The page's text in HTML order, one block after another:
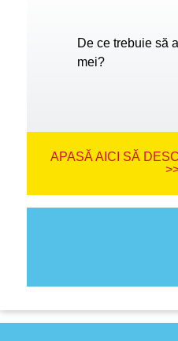
De ce trebuie să
mei?
APASĂ AICI SĂ